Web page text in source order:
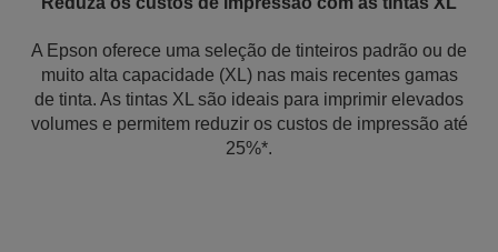
A Epson oferece uma seleção de tinteiros padrão ou de
muito alta capacidade (XL) nas mais recentes gamas
de tinta. As tintas XL são ideais para imprimir elevados
volumes e permitem reduzir os custos de impressão até
25%*.